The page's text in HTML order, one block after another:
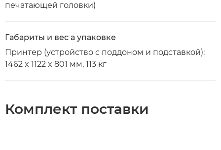
печатающей головки)
Габариты и вес а упаковке
Принтер (устройство с поддоном и подставкой):
1462 x 1122 x 801 мм, 113 кг
Комплект поставки